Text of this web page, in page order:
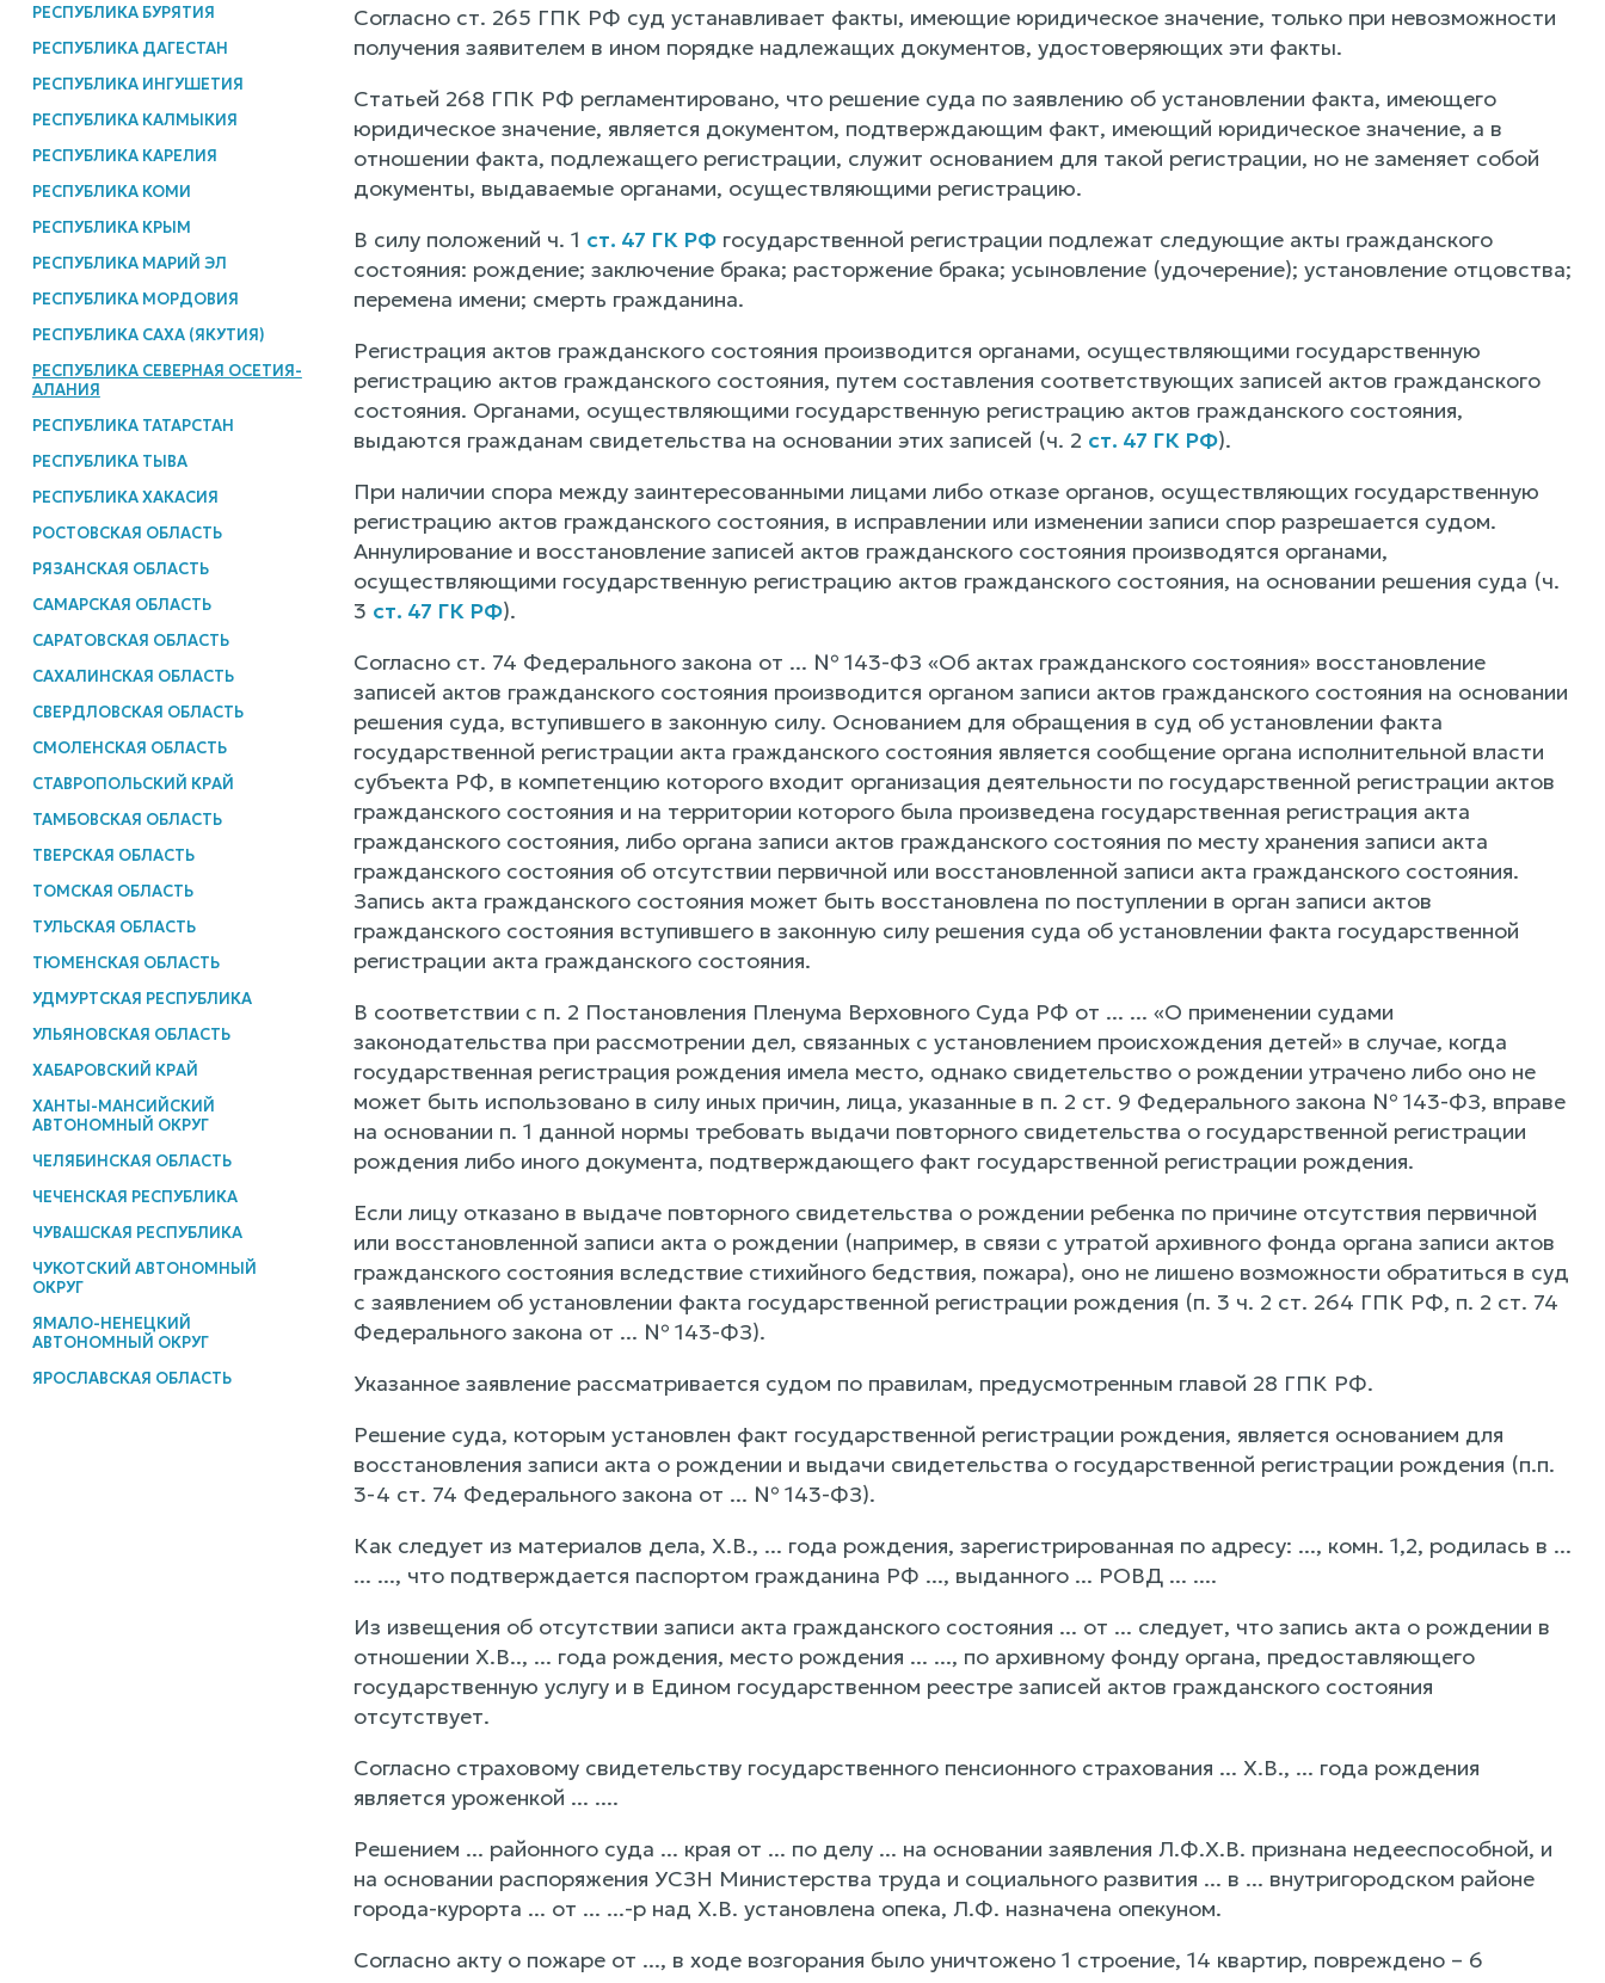
РЕСПУБЛИКА БУРЯТИЯ
РЕСПУБЛИКА ДАГЕСТАН
РЕСПУБЛИКА ИНГУШЕТИЯ
РЕСПУБЛИКА КАЛМЫКИЯ
РЕСПУБЛИКА КАРЕЛИЯ
РЕСПУБЛИКА КОМИ
РЕСПУБЛИКА КРЫМ
РЕСПУБЛИКА МАРИЙ ЭЛ
РЕСПУБЛИКА МОРДОВИЯ
РЕСПУБЛИКА САХА (ЯКУТИЯ)
РЕСПУБЛИКА СЕВЕРНАЯ ОСЕТИЯ-
АЛАНИЯ
РЕСПУБЛИКА ТАТАРСТАН
РЕСПУБЛИКА ТЫВА
РЕСПУБЛИКА ХАКАСИЯ
РОСТОВСКАЯ ОБЛАСТЬ
РЯЗАНСКАЯ ОБЛАСТЬ
САМАРСКАЯ ОБЛАСТЬ
САРАТОВСКАЯ ОБЛАСТЬ
САХАЛИНСКАЯ ОБЛАСТЬ
СВЕРДЛОВСКАЯ ОБЛАСТЬ
СМОЛЕНСКАЯ ОБЛАСТЬ
СТАВРОПОЛЬСКИЙ КРАЙ
ТАМБОВСКАЯ ОБЛАСТЬ
ТВЕРСКАЯ ОБЛАСТЬ
ТОМСКАЯ ОБЛАСТЬ
ТУЛЬСКАЯ ОБЛАСТЬ
ТЮМЕНСКАЯ ОБЛАСТЬ
УДМУРТСКАЯ РЕСПУБЛИКА
УЛЬЯНОВСКАЯ ОБЛАСТЬ
ХАБАРОВСКИЙ КРАЙ
ХАНТЫ-МАНСИЙСКИЙ
АВТОНОМНЫЙ ОКРУГ
ЧЕЛЯБИНСКАЯ ОБЛАСТЬ
ЧЕЧЕНСКАЯ РЕСПУБЛИКА
ЧУВАШСКАЯ РЕСПУБЛИКА
ЧУКОТСКИЙ АВТОНОМНЫЙ
ОКРУГ
ЯМАЛО-НЕНЕЦКИЙ
АВТОНОМНЫЙ ОКРУГ
ЯРОСЛАВСКАЯ ОБЛАСТЬ
Согласно ст. 265 ГПК РФ суд устанавливает факты, имеющие юридическое значение, только при невозможности
получения заявителем в ином порядке надлежащих документов, удостоверяющих эти факты.
Статьей 268 ГПК РФ регламентировано, что решение суда по заявлению об установлении факта, имеющего
юридическое значение, является документом, подтверждающим факт, имеющий юридическое значение, а в
отношении факта, подлежащего регистрации, служит основанием для такой регистрации, но не заменяет собой
документы, выдаваемые органами, осуществляющими регистрацию.
В силу положений ч. 1 ст. 47 ГК РФгосударственной регистрации подлежат следующие акты гражданского
состояния: рождение; заключение брака; расторжение брака; усыновление (удочерение); установление отцовства;
перемена имени; смерть гражданина.
Регистрация актов гражданского состояния производится органами, осуществляющими государственную
регистрацию актов гражданского состояния, путем составления соответствующих записей актов гражданского
состояния. Органами, осуществляющими государственную регистрацию актов гражданского состояния,
выдаются гражданам свидетельства на основании этих записей (ч. 2 ст. 47 ГК РФ).
При наличии спора между заинтересованными лицами либо отказе органов, осуществляющих государственную
регистрацию актов гражданского состояния, в исправлении или изменении записи спор разрешается судом.
Аннулирование и восстановление записей актов гражданского состояния производятся органами,
осуществляющими государственную регистрацию актов гражданского состояния, на основании решения суда (ч.
3 ст. 47 ГК РФ).
Согласно ст. 74 Федерального закона от ... № 143-ФЗ «Об актах гражданского состояния» восстановление
записей актов гражданского состояния производится органом записи актов гражданского состояния на основании
решения суда, вступившего в законную силу. Основанием для обращения в суд об установлении факта
государственной регистрации акта гражданского состояния является сообщение органа исполнительной власти
субъекта РФ, в компетенцию которого входит организация деятельности по государственной регистрации актов
гражданского состояния и на территории которого была произведена государственная регистрация акта
гражданского состояния, либо органа записи актов гражданского состояния по месту хранения записи акта
гражданского состояния об отсутствии первичной или восстановленной записи акта гражданского состояния.
Запись акта гражданского состояния может быть восстановлена по поступлении в орган записи актов
гражданского состояния вступившего в законную силу решения суда об установлении факта государственной
регистрации акта гражданского состояния.
В соответствии с п. 2 Постановления Пленума Верховного Суда РФ от ... ... «О применении судами
законодательства при рассмотрении дел, связанных с установлением происхождения детей» в случае, когда
государственная регистрация рождения имела место, однако свидетельство о рождении утрачено либо оно не
может быть использовано в силу иных причин, лица, указанные в п. 2 ст. 9 Федерального закона № 143-ФЗ, вправе
на основании п. 1 данной нормы требовать выдачи повторного свидетельства о государственной регистрации
рождения либо иного документа, подтверждающего факт государственной регистрации рождения.
Если лицу отказано в выдаче повторного свидетельства о рождении ребенка по причине отсутствия первичной
или восстановленной записи акта о рождении (например, в связи с утратой архивного фонда органа записи актов
гражданского состояния вследствие стихийного бедствия, пожара), оно не лишено возможности обратиться в суд
с заявлением об установлении факта государственной регистрации рождения (п. 3 ч. 2 ст. 264 ГПК РФ, п. 2 ст. 74
Федерального закона от ... № 143-ФЗ).
Указанное заявление рассматривается судом по правилам, предусмотренным главой 28 ГПК РФ.
Решение суда, которым установлен факт государственной регистрации рождения, является основанием для
восстановления записи акта о рождении и выдачи свидетельства о государственной регистрации рождения (п.п.
3-4 ст. 74 Федерального закона от ... № 143-ФЗ).
Как следует из материалов дела, Х.В., ... года рождения, зарегистрированная по адресу: ..., комн. 1,2, родилась в ...
... ..., что подтверждается паспортом гражданина РФ ..., выданного ... РОВД ... ....
Из извещения об отсутствии записи акта гражданского состояния ... от ... следует, что запись акта о рождении в
отношении Х.В.., ... года рождения, место рождения ... ..., по архивному фонду органа, предоставляющего
государственную услугу и в Едином государственном реестре записей актов гражданского состояния
отсутствует.
Согласно страховому свидетельству государственного пенсионного страхования ... Х.В., ... года рождения
является уроженкой ... ....
Решением ... районного суда ... края от ... по делу ... на основании заявления Л.Ф.Х.В. признана недееспособной, и
на основании распоряжения УСЗН Министерства труда и социального развития ... в ... внутригородском районе
города-курорта ... от ... ...-р над Х.В. установлена опека, Л.Ф. назначена опекуном.
Согласно акту о пожаре от ..., в ходе возгорания было уничтожено 1 строение, 14 квартир, повреждено – 6